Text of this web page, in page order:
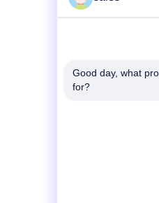
Tel
Good day, what
for?